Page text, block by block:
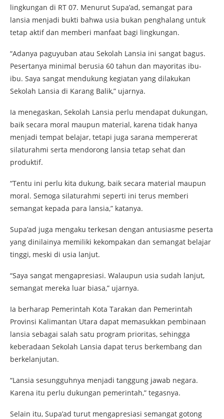
lingkungan di RT 07. Menurut Supa’ad, semangat para
lansia menjadi bukti bahwa usia bukan penghalang untuk
tetap aktif dan memberi manfaat bagi lingkungan.
“Adanya paguyuban atau Sekolah Lansia ini sangat bagus.
Pesertanya minimal berusia 60 tahun dan mayoritas ibu-
ibu. Saya sangat mendukung kegiatan yang dilakukan
Sekolah Lansia di Karang Balik,” ujarnya.
Ia menegaskan, Sekolah Lansia perlu mendapat dukungan,
baik secara moral maupun material, karena tidak hanya
menjadi tempat belajar, tetapi juga sarana mempererat
silaturahmi serta mendorong lansia tetap sehat dan
produktif.
“Tentu ini perlu kita dukung, baik secara material maupun
moral. Semoga silaturahmi seperti ini terus memberi
semangat kepada para lansia,” katanya.
Supa’ad juga mengaku terkesan dengan antusiasme peserta
yang dinilainya memiliki kekompakan dan semangat belajar
tinggi, meski di usia lanjut.
“Saya sangat mengapresiasi. Walaupun usia sudah lanjut,
semangat mereka luar biasa,” ujarnya.
Ia berharap Pemerintah Kota Tarakan dan Pemerintah
Provinsi Kalimantan Utara dapat memasukkan pembinaan
lansia sebagai salah satu program prioritas, sehingga
keberadaan Sekolah Lansia dapat terus berkembang dan
berkelanjutan.
“Lansia sesungguhnya menjadi tanggung jawab negara.
Karena itu perlu dukungan pemerintah,” tegasnya.
Selain itu, Supa’ad turut mengapresiasi semangat gotong